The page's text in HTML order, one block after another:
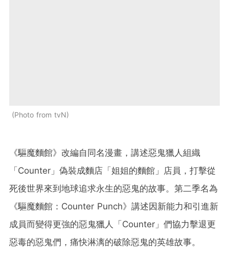
Photo from tvN
《驅魔麵館》改編自同名漫畫，講述惡鬼獵人組織
「Counter」偽裝成麵店「姐姐的麵館」店員，打擊從
死後世界來到地球追求永生的惡鬼的故事。第二季名為
《驅魔麵館：Counter Punch》講述因新能力和引進新
成員而變得更強的惡鬼獵人「Counter」們協力擊退更
惡毒的惡鬼們，痛快淋漓的破除惡鬼的英雄故事。